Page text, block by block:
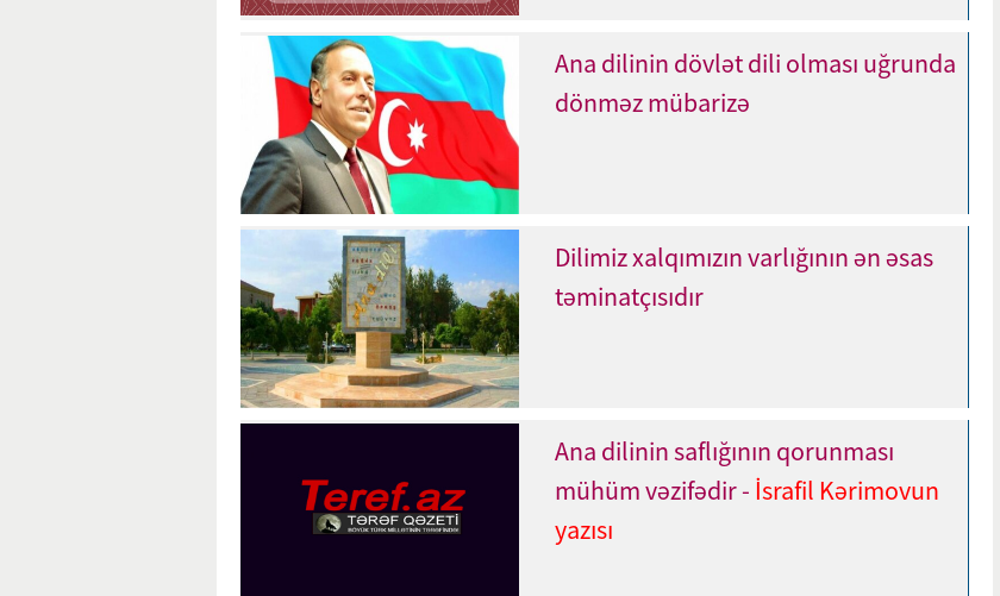
Ana dilinin dövlət dili olması uğrunda
dönməz mübarizə
Dilimiz xalqımızın varlığının ən əsas
təminatçısıdır
Ana dilinin saflığının qorunması
mühüm vəzifədir - İsrafil Kərimovun
yazısı